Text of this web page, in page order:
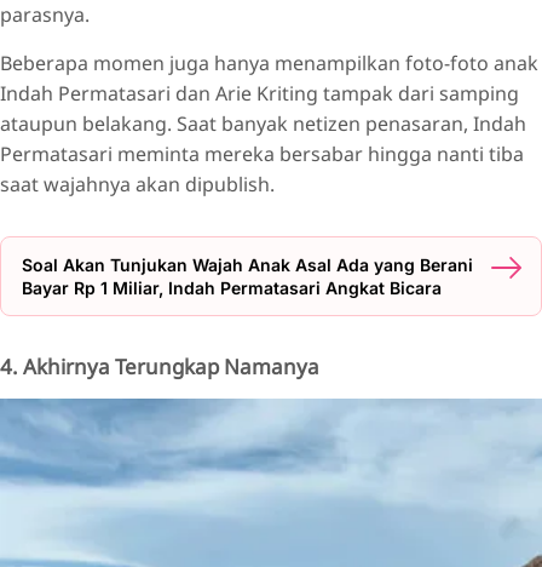
parasnya.
Beberapa momen juga hanya menampilkan foto-foto anak
Indah Permatasari dan Arie Kriting tampak dari samping
ataupun belakang. Saat banyak netizen penasaran, Indah
Permatasari meminta mereka bersabar hingga nanti tiba
saat wajahnya akan dipublish.
Soal Akan Tunjukan Wajah Anak Asal Ada yang Berani
Bayar Rp 1 Miliar, Indah Permatasari Angkat Bicara
4. Akhirnya Terungkap Namanya